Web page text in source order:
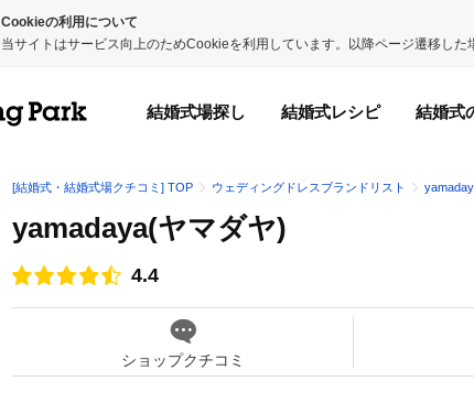
Cookieの利用について
当サイトはサービス向上のためCookieを利用しています。以降ページ遷移した
結婚式場探し 結婚式レシピ 結婚式
[結婚式・結婚式場クチコミ] TOP ウェディングドレスブランドリスト
yamadaya(ヤマダヤ)
点数
4.4
ショップクチコミ